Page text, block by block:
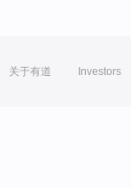
关于有道 Investors